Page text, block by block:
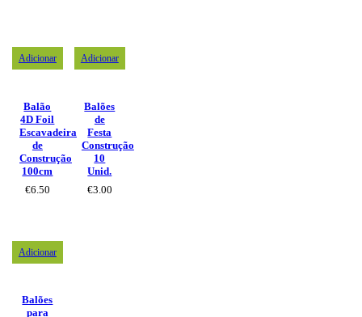
Adicionar
Balão
4D Foil
Escavadeira
de
Construção
100cm
€6.50
Adicionar
Balões
de
Festa
Construção
10
Unid.
€3.00
Adicionar
Balões
para